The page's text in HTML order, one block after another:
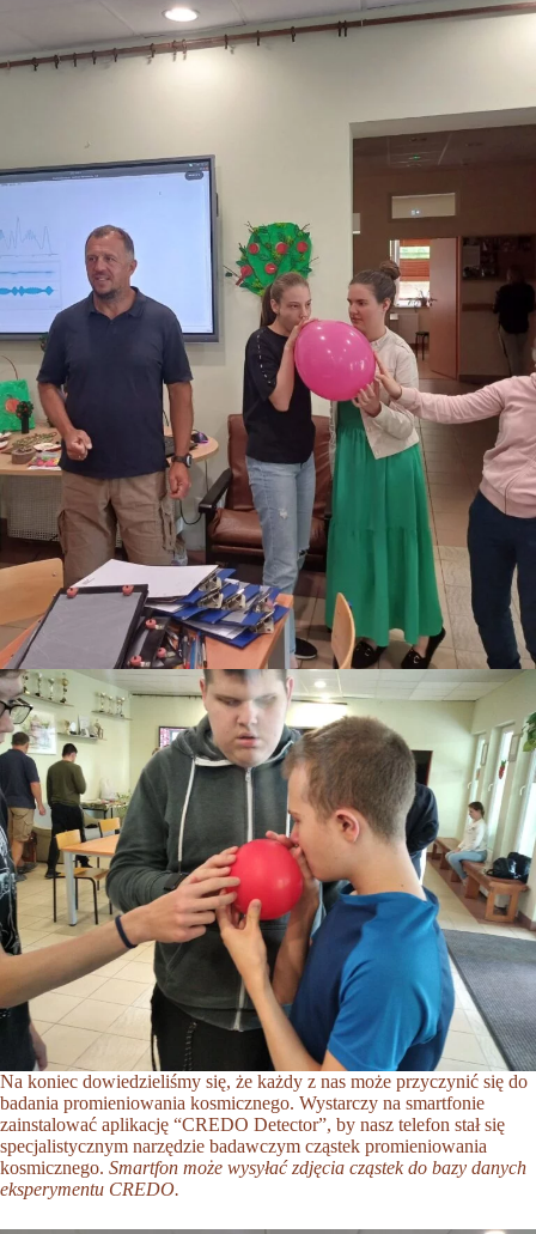
Na koniec dowiedzieliśmy się, że każdy z nas może przyczynić się do
badania promieniowania kosmicznego. Wystarczy na smartfonie
zainstalować aplikację “CREDO Detector”, by nasz telefon stał się
specjalistycznym narzędzie badawczym cząstek promieniowania
kosmicznego. Smartfon może wysyłać zdjęcia cząstek do bazy danych
eksperymentu CREDO.